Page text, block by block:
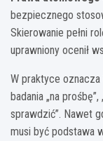
bezpiecznego
Skierowanie pełni
uprawniony ocenił
W praktyce oznacza
badania „na
sprawdzić”. Nawet
musi być podstawa